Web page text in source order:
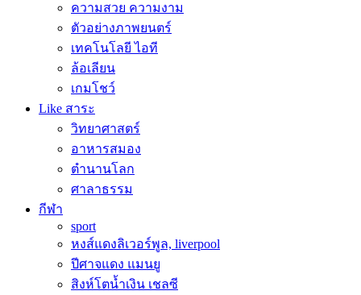
ความสวย ความงาม
ตัวอย่างภาพยนตร์
เทคโนโลยี ไอที
ล้อเลียน
เกมโชว์
Like สาระ
วิทยาศาสตร์
อาหารสมอง
ตำนานโลก
ศาลาธรรม
กีฬา
sport
หงส์แดงลิเวอร์พูล, liverpool
ปีศาจแดง แมนยู
สิงห์โตน้ำเงิน เชลซี